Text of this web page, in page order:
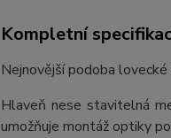
Kompletní
Nejnovější podoba
Hlaveň nese stavitelná
umožňuje montáž optiky